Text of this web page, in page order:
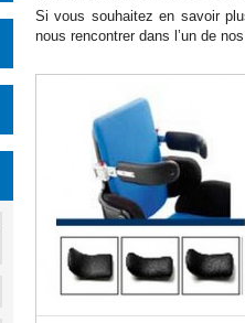
Si vous souhaitez en savoir
nous rencontrer dans l’un de